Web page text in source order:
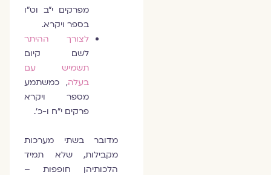
מפרקים י״ב וט״ו
בספר ויקרא.
לצורך ההיתר
לשם קיום
תשמיש עם
בעלה, כמשתמע
מספר ויקרא
פרקים י״ח ו-כ׳.
מדובר בשתי מערכות
מקבילות, שלא תמיד
הלכותיהן חופפות –